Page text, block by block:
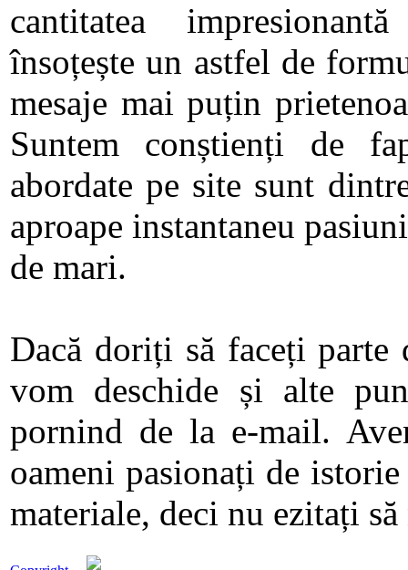
cantitatea
însoțește un astfel de
mesaje mai puțin
Suntem conștienți de
abordate pe site sunt
aproape instantaneu
de mari.
Dacă doriți să faceți parte
vom deschide și alte
pornind de la e-mail.
oameni pasionați de
materiale, deci nu ezitați